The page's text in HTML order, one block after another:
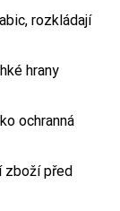
rozkládají
hrany
ochranná
zboží před